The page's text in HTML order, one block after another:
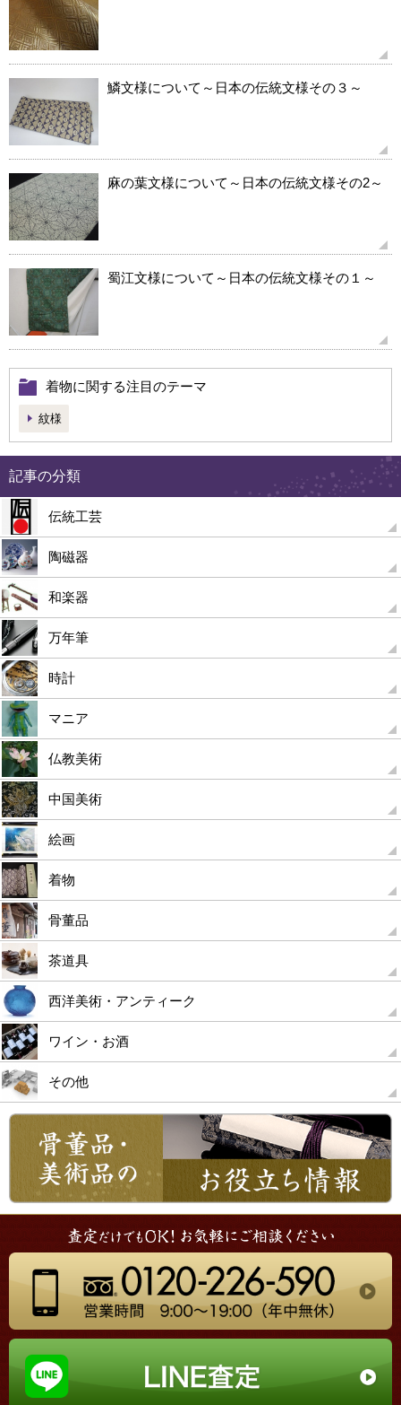
鱗文様について～日本の伝統文様その３～
麻の葉文様について～日本の伝統文様その2～
蜀江文様について～日本の伝統文様その１～
着物に関する注目のテーマ
紋様
記事の分類
伝統工芸
陶磁器
和楽器
万年筆
時計
マニア
仏教美術
中国美術
絵画
着物
骨董品
茶道具
西洋美術・アンティーク
ワイン・お酒
その他